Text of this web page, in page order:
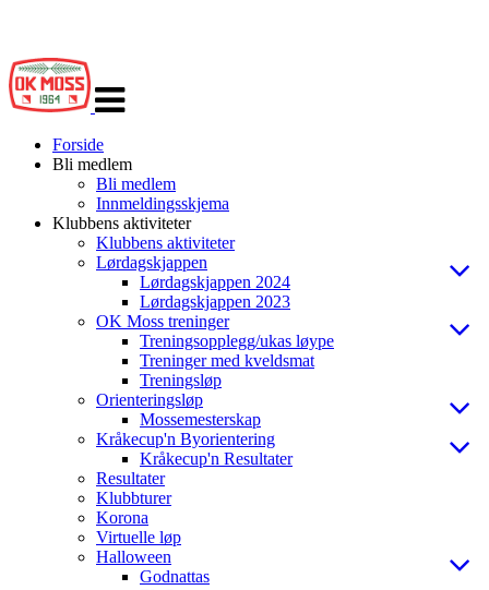
navigasjon
Forside
Bli medlem
Bli medlem
Innmeldingsskjema
Klubbens aktiviteter
Klubbens aktiviteter
Lørdagskjappen
Lørdagskjappen 2024
Lørdagskjappen 2023
OK Moss treninger
Treningsopplegg/ukas løype
Treninger med kveldsmat
Treningsløp
Orienteringsløp
Mossemesterskap
Kråkecup'n Byorientering
Kråkecup'n Resultater
Resultater
Klubbturer
Korona
Virtuelle løp
Halloween
Godnattas